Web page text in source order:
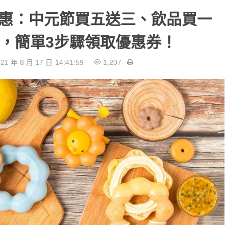
：中元節買五送三、飲品買一
簡單3步驟領取優惠券！
年 8 月 17 日 14:41:59 1,207